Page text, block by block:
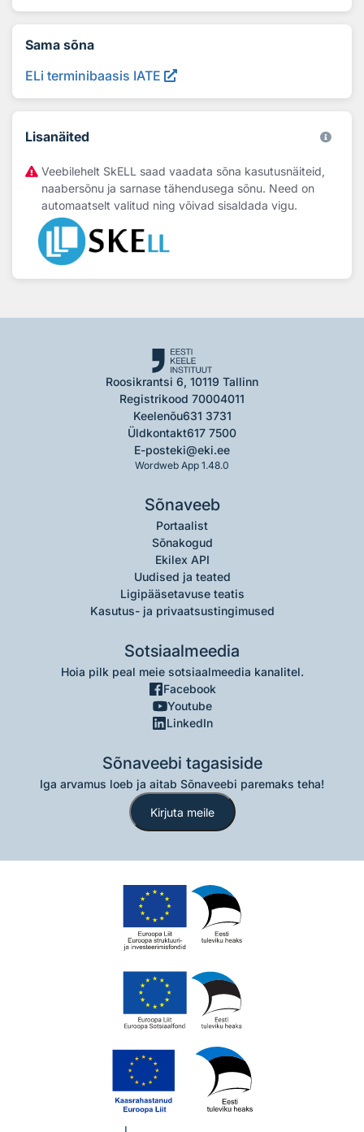
Sama sõna
ELi terminibaasis IATE
Lisanäited
Veebilehelt SkELL saad vaadata sõna kasutusnäiteid,
naabersõnu ja sarnase tähendusega sõnu. Need on
automaatselt valitud ning võivad sisaldada vigu.
Roosikrantsi 6, 10119 Tallinn
Registrikood 70004011
Keelenõu631 3731
Üldkontakt617 7500
E-posteki@eki.ee
Wordweb App 1.48.0
Sõnaveeb
Portaalist
Sõnakogud
Ekilex API
Uudised ja teated
Ligipääsetavuse teatis
Kasutus- ja privaatsustingimused
Sotsiaalmeedia
Hoia pilk peal meie sotsiaalmeedia kanalitel.
Facebook
Youtube
LinkedIn
Sõnaveebi tagasiside
Iga arvamus loeb ja aitab Sõnaveebi paremaks teha!
Kirjuta meile